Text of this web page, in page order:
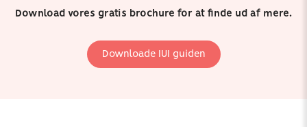
Download vores gratis brochure for at finde ud af mere.
Downloade IUI guiden